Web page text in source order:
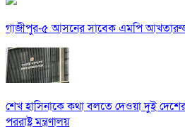
গাজীপুর-৫ আসনের সাবেক এমপি
শেখ হাসিনাকে কথা বলতে দেওয়া দুই
পররাষ্ট্র মন্ত্রণালয়